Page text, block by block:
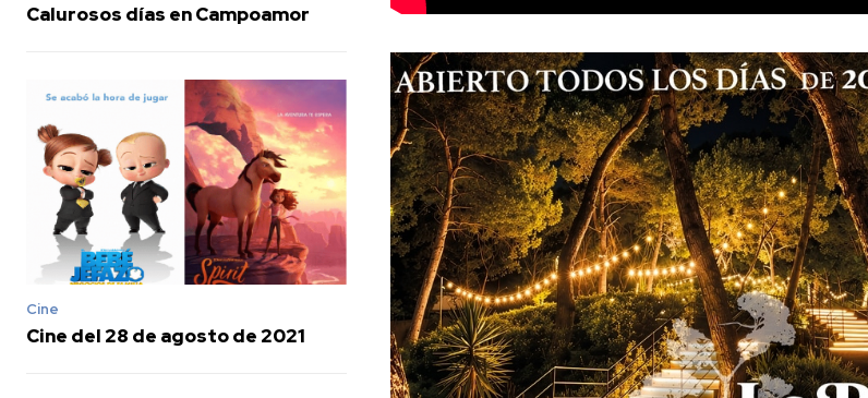
Calurosos días en Campoamor
Cine
Cine del 28 de agosto de 2021